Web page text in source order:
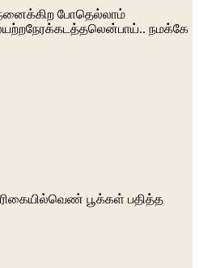
நனைக்கிற போதெல்லாம்
நமக்கே
பூக்கள் பதித்த